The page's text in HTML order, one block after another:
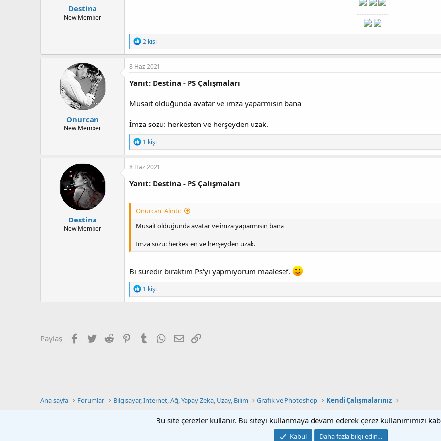
Destina
New Member -------------
T
e
p
k
l
e
:
2 kişi
Onurcan
New Member
8 Haz 2021
Yanıt: Destina - PS Çalışmaları
Müsait olduğunda avatar ve imza yaparmısın bana
İmza sözü: herkesten ve herşeyden uzak.
T
e
p
k
l
e
1 kişi
Destina
New Member
8 Haz 2021
Yanıt: Destina - PS Çalışmaları
Onurcan' Alıntı:
Müsait olduğunda avatar ve imza yaparmısın bana
İmza sözü: herkesten ve herşeyden uzak.
Bi süredir bıraktım Ps'yi yapmıyorum maalesef.
T
e
p
e
r
1 kişi
Paylaş: Facebook
Twitter Reddit PinterestTumblr WhatsApp
E-posta
Ana sayfa Forumlar Bilgisayar, Internet, Ağ, Yapay Zeka, Uzay, Bilim Grafik ve Photoshop Kendi Çalışmalarınız
Bize ulaşın
®
Bu site çerezler kullanır. Bu siteyi kullanmaya devam ederek çerez kullanımımızı
Kabul Daha fazla bilgi edin…